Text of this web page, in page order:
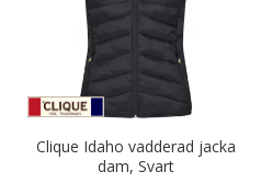
Clique Idaho vadderad jacka
dam, Svart